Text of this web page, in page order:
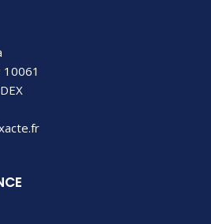
10061